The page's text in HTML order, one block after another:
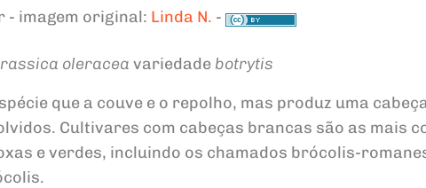
- imagem original: Linda N. -
oleracea variedade botrytis
que a couve e o repolho, mas produz uma
Cultivares com cabeças brancas são as mais
e verdes, incluindo os chamados brócolis-